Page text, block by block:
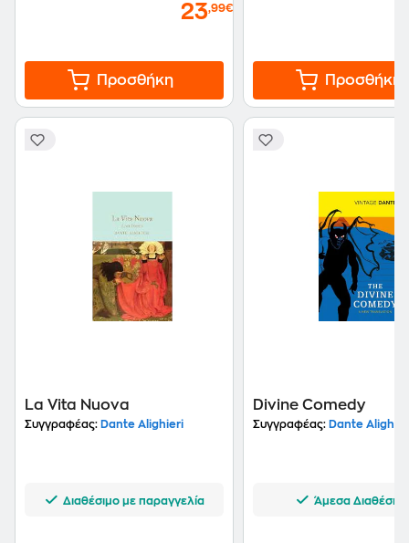
23,99€
Προσθήκη Προσθήκη
La Vita Nuova
Συγγραφέας: Dante Alighieri
Διαθέσιμο με παραγγελία
Divine Comedy
Συγγραφέας: Dante
Άμεσα Διαθέσιμο